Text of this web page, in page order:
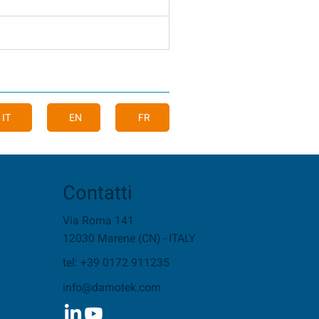
IT EN FR
Contatti
Via Roma 141
12030 Marene (CN) - ITALY
tel: +39 0172 911235
info@damotek.com